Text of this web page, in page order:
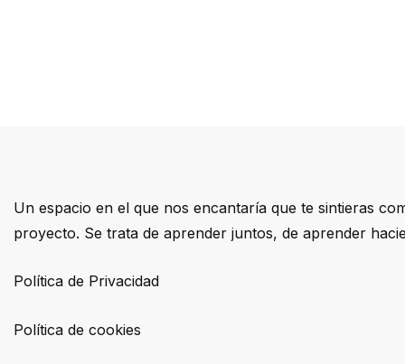
Un espacio en el que nos encantaría que te sintieras
proyecto. Se trata de aprender juntos, de aprender
Política de Privacidad
Política de cookies